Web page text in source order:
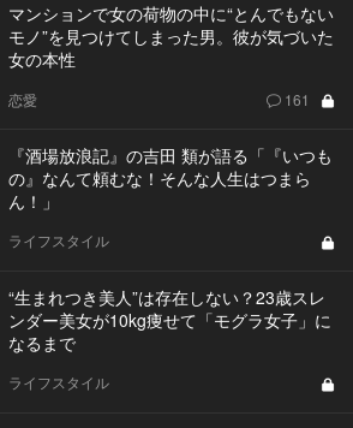
マンションで女の荷物の中に“とんでもない
モノ”を見つけてしまった男。彼が気づいた
女の本性
恋愛 161
『酒場放浪記』の吉田 類が語る「『いつも
の』なんて頼むな！そんな人生はつまら
ん！」
ライフスタイル
“生まれつき美人”は存在しない？23歳スレ
ンダー美女が10kg痩せて「モグラ女子」に
なるまで
ライフスタイル